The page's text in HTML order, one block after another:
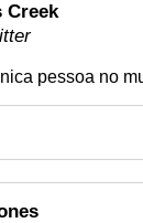
Creek
pessoa no